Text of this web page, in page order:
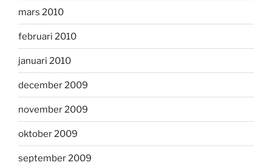
mars 2010
februari 2010
januari 2010
december 2009
november 2009
oktober 2009
september 2009